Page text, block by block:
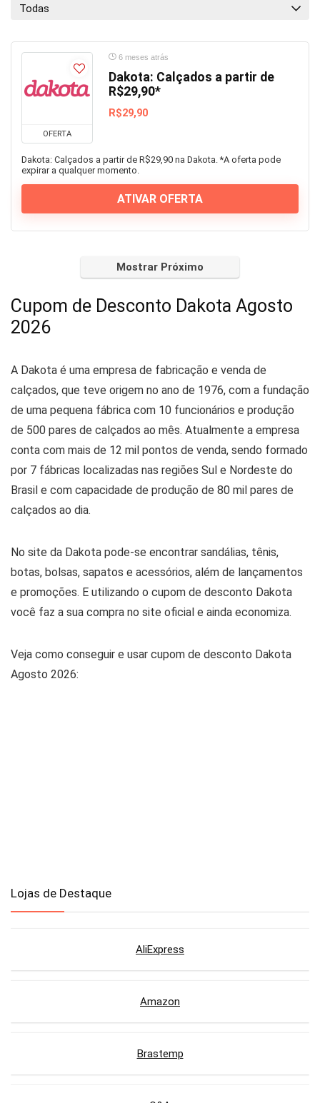
Todas
OFERTA
6 meses atrás
Dakota: Calçados a partir de
R$29,90*
R$29,90
Dakota: Calçados a partir de R$29,90 na Dakota. *A oferta pode
expirar a qualquer momento.
ATIVAR OFERTA
Mostrar Próximo
Cupom de Desconto Dakota Agosto
2026
A Dakota é uma empresa de fabricação e venda de
calçados, que teve origem no ano de 1976, com a fundação
de uma pequena fábrica com 10 funcionários e produção
de 500 pares de calçados ao mês. Atualmente a empresa
conta com mais de 12 mil pontos de venda, sendo formado
por 7 fábricas localizadas nas regiões Sul e Nordeste do
Brasil e com capacidade de produção de 80 mil pares de
calçados ao dia.
No site da Dakota pode-se encontrar sandálias, tênis,
botas, bolsas, sapatos e acessórios, além de lançamentos
e promoções. E utilizando o cupom de desconto Dakota
você faz a sua compra no site oficial e ainda economiza.
Veja como conseguir e usar cupom de desconto Dakota
Agosto 2026:
Lojas de Destaque
AliExpress
Amazon
Brastemp